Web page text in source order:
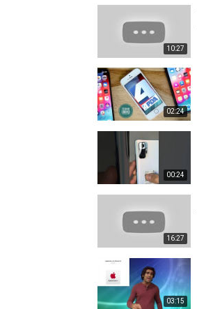
10:27
02:24
00:24
16:27
03:15